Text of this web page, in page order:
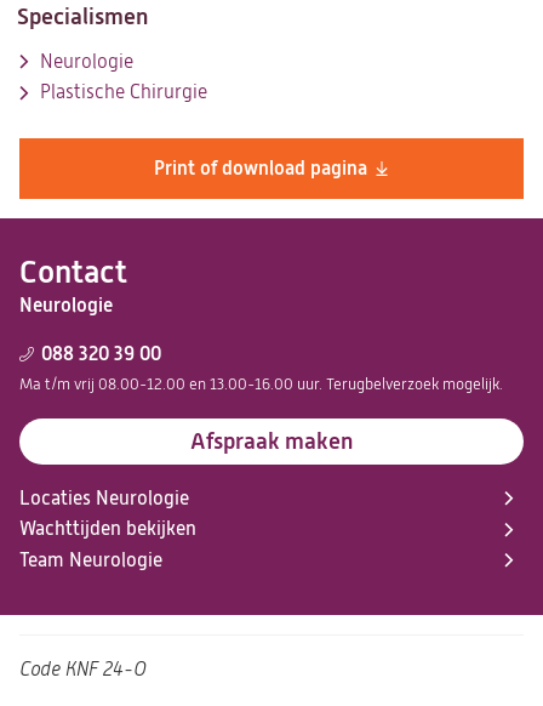
Contact
Neurologie
088 320 39 00
Ma t/m vrij 08.00-12.00 en 13.00-16.00 uur. Terugbelverzoek mogelijk.
Afspraak maken
Locaties Neurologie
Wachttijden bekijken
Team Neurologie
Print of download pagina
Specialismen
Neurologie
Plastische Chirurgie
Code KNF 24-O